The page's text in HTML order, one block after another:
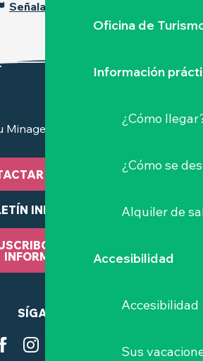
Oficina de
Información
¿Cómo
¿Cómo se
Alquiler de
Accesibilidad
Accesibilidad
Sus
Señalar un error
Minage - 44190 Clisson
CON NOSOTROS
INFORMATIVO
AL BOLETÍN
INFORMATIVO
SÍGANOS